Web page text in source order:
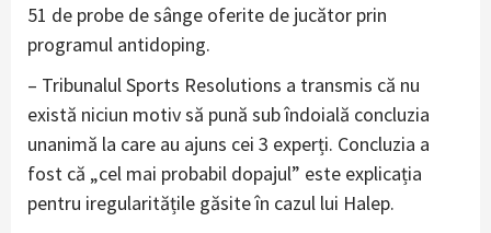
51 de probe de sânge oferite de jucător prin
programul antidoping.
– Tribunalul Sports Resolutions a transmis că nu
există niciun motiv să pună sub îndoială concluzia
unanimă la care au ajuns cei 3 experți. Concluzia a
fost că „cel mai probabil dopajul” este explicația
pentru iregularitățile găsite în cazul lui Halep.